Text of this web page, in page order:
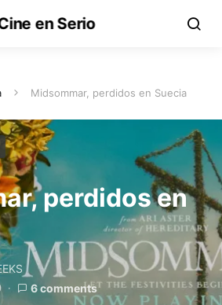
en Serio
Midsommar, perdidos en Suecia
perdidos en
6 comments